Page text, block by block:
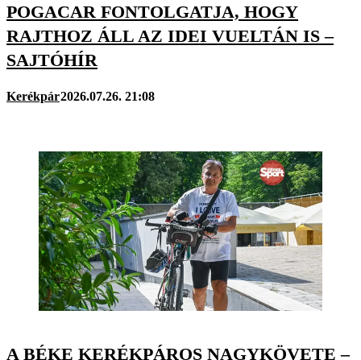
POGACAR FONTOLGATJA, HOGY
RAJTHOZ ÁLL AZ IDEI VUELTÁN IS –
SAJTÓHÍR
Kerékpár2026.07.26. 21:08
A BÉKE KERÉKPÁROS NAGYKÖVETE –